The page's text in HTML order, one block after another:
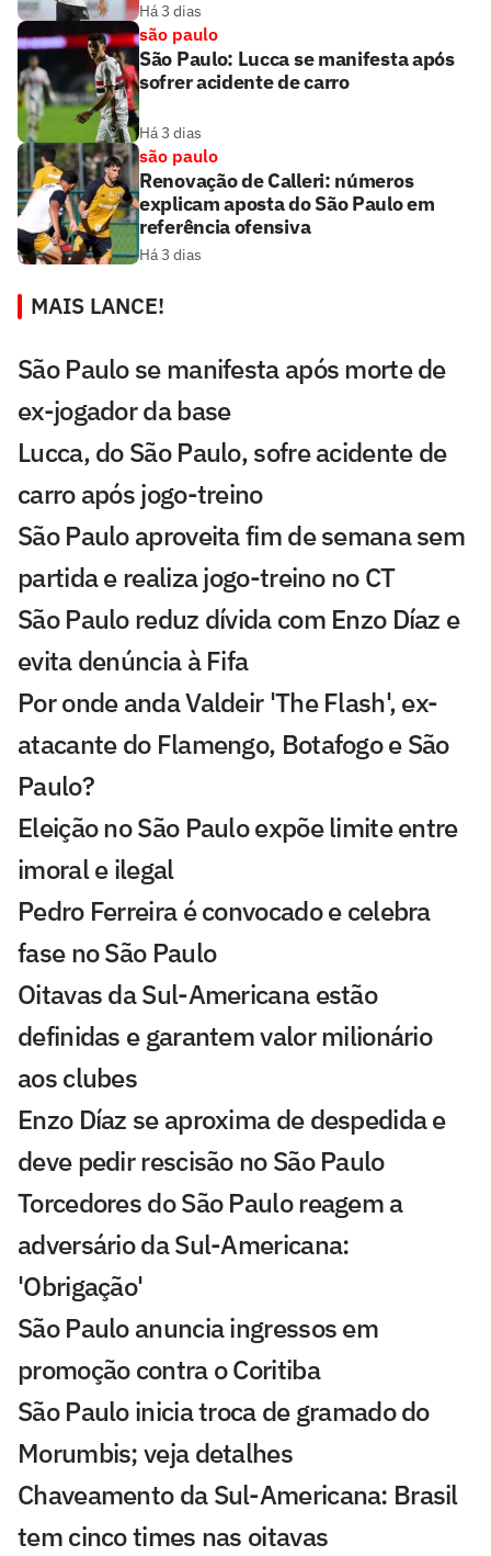
Há 3 dias
são paulo
São Paulo: Lucca se manifesta após
sofrer acidente de carro
Há 3 dias
são paulo
Renovação de Calleri: números
explicam aposta do São Paulo em
referência ofensiva
Há 3 dias
MAIS LANCE!
São Paulo se manifesta após morte de
ex-jogador da base
Lucca, do São Paulo, sofre acidente de
carro após jogo-treino
São Paulo aproveita fim de semana sem
partida e realiza jogo-treino no CT
São Paulo reduz dívida com Enzo Díaz e
evita denúncia à Fifa
Por onde anda Valdeir 'The Flash', ex-
atacante do Flamengo, Botafogo e São
Paulo?
Eleição no São Paulo expõe limite entre
imoral e ilegal
Pedro Ferreira é convocado e celebra
fase no São Paulo
Oitavas da Sul-Americana estão
definidas e garantem valor milionário
aos clubes
Enzo Díaz se aproxima de despedida e
deve pedir rescisão no São Paulo
Torcedores do São Paulo reagem a
adversário da Sul-Americana:
'Obrigação'
São Paulo anuncia ingressos em
promoção contra o Coritiba
São Paulo inicia troca de gramado do
Morumbis; veja detalhes
Chaveamento da Sul-Americana: Brasil
tem cinco times nas oitavas